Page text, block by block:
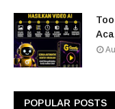
POPULAR POSTS